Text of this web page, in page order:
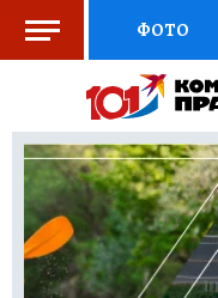
ФОТО
ВЫБОР
ПРЕСС-